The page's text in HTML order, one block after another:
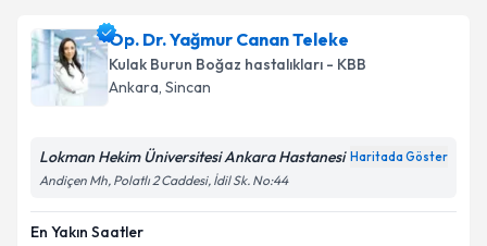
Op. Dr. Yağmur Canan Teleke
Kulak Burun Boğaz hastalıkları - KBB
Ankara, Sincan
Lokman Hekim Üniversitesi Ankara Hastanesi Haritada Göster
Andiçen Mh, Polatlı 2 Caddesi, İdil Sk. No:44
En Yakın Saatler